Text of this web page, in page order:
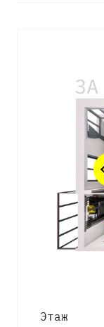
Этаж